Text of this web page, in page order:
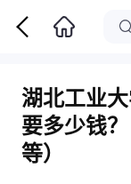
湖北工业
要多少钱
等）